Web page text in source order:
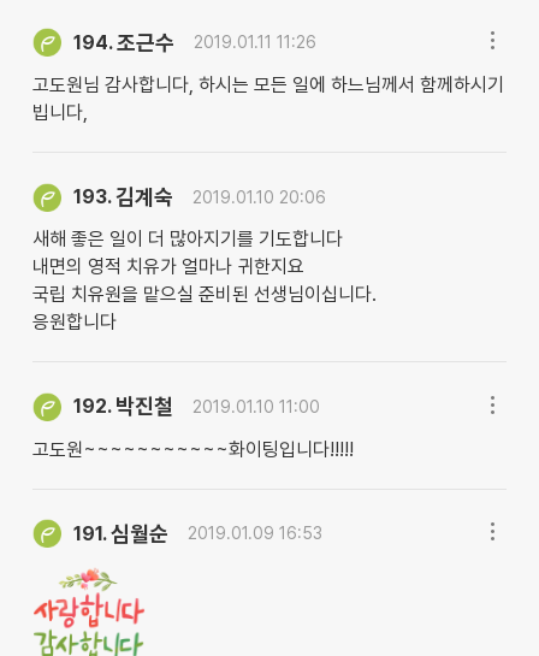
194.조근수 2019.01.11 11:26
고도원님 감사합니다, 하시는 모든 일에 하느님께서 함께하시기
빕니다,
193.김계숙 2019.01.10 20:06
새해 좋은 일이 더 많아지기를 기도합니다
내면의 영적 치유가 얼마나 귀한지요
국립 치유원을 맡으실 준비된 선생님이십니다.
응원합니다
192. 박진철 2019.01.10 11:00
고도원~~~~~~~~~~~화이팅입니다!!!!!
191.심월순 2019.01.09 16:53